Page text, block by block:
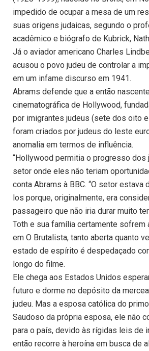
impedido de ocupar a mesa de um
suas origens judaicas, segundo o
acadêmico e biógrafo de Kubrick,
Já o aviador americano Charles
acusou o povo judeu de controlar a
em um infame discurso em 1941.
Abrams defende que a então
cinematográfica de Hollywood,
por imigrantes judeus (sete dos oito
foram criados por judeus do leste
anomalia em termos de influência.
“Hollywood permitia o progresso dos
setor onde eles não teriam
conta Abrams à BBC. “O setor estava
los porque, originalmente, era
passageiro que não iria durar muito
Toth e sua família certamente
em O Brutalista, tanto aberta quanto
estado de espírito é despedaçado
longo do filme.
Ele chega aos Estados Unidos
futuro e dorme no depósito da
judeu. Mas a esposa católica do
Saudoso da própria esposa, ele não
para o país, devido às rígidas leis de
então recorre à heroína em busca de